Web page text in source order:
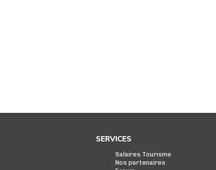
SERVICES
Salaires Tourisme
Nos partenaires